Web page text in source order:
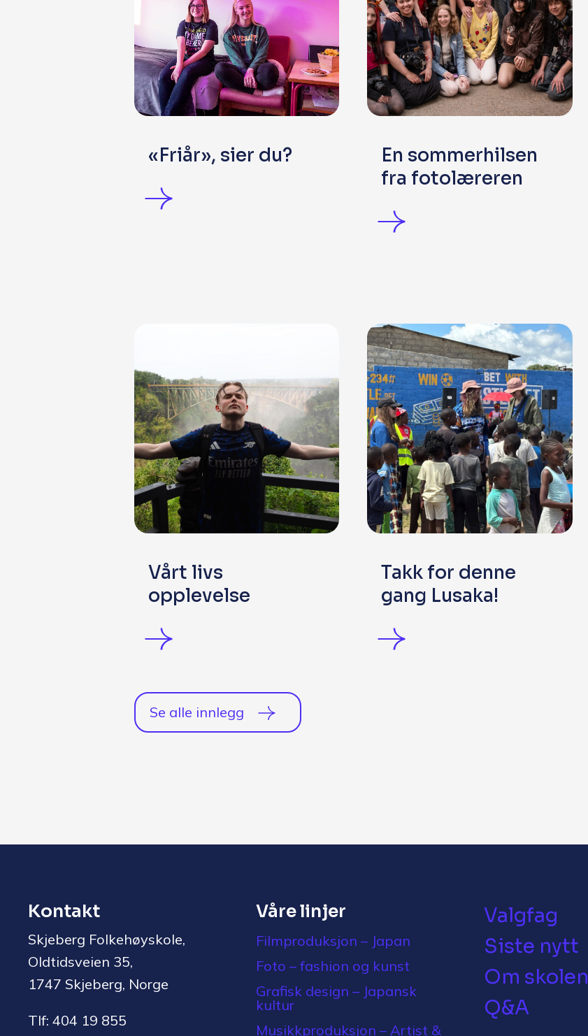
«Friår», sier du?
En sommerhilsen
fra fotolæreren
Vårt livs
opplevelse
Takk for denne
gang Lusaka!
Se alle innlegg
Kontakt
Skjeberg Folkehøyskole,
Oldtidsveien 35,
1747 Skjeberg, Norge
Tlf: 404 19 855
Våre linjer
Filmproduksjon – Japan
Foto – fashion og kunst
Grafisk design – Japansk
kultur
Musikkproduksjon – Artist &
Valgfag
Siste nytt
Om skolen
Q&A